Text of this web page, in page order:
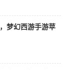
梦幻西游手游苹